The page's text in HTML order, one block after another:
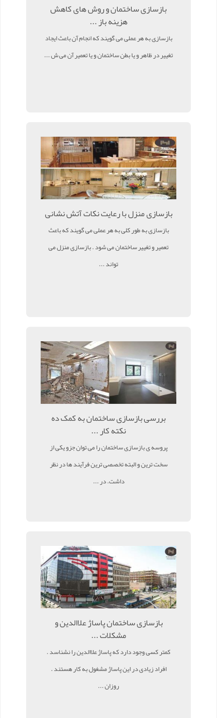
بازسازی ساختمان و روش های کاهش
هزینه باز ...
بازسازی به هر عملی می گویند که انجام آن باعث ایجاد
تغییر در ظاهر و یا بطن ساختمان و یا تعمیر آن می ش ...
بازسازی منزل با رعایت نکات آتش نشانی
بازسازی به طور کلی به هر عملی می گویند که باعث
تعمیر و تغییر ساختمان می شود . بازسازی منزل می
تواند ...
بررسی بازسازی ساختمان به کمک ده
نکته کار ...
پروسه ی بازسازی ساختمان را می توان جزو یکی از
سخت ترین و البته تخصصی ترین فرآیند ها در نظر
داشت. در ...
بازسازی ساختمان پاساژ علاالدین و
مشکلات ...
کمتر کسی وجود دارد که پاساژ علاالدین را نشناسد .
افراد زیادی در این پاساژ مشغول به کار هستند .
روزان ...